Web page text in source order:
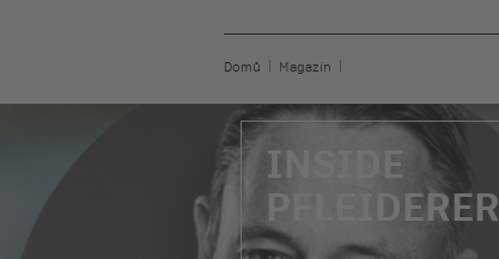
Domů Magazín
INSIDE
PFLEIDERER